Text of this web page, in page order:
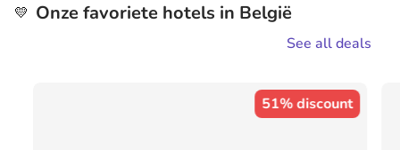
💛 Onze favoriete hotels in België
See all deals
51% discount